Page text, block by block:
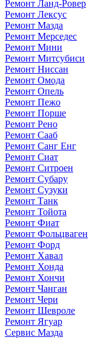
Ремонт Ланд-Ровер
Ремонт Лексус
Ремонт Мазда
Ремонт Мерседес
Ремонт Мини
Ремонт Митсубиси
Ремонт Ниссан
Ремонт Омода
Ремонт Опель
Ремонт Пежо
Ремонт Порше
Ремонт Рено
Ремонт Сааб
Ремонт Санг Енг
Ремонт Сиат
Ремонт Ситроен
Ремонт Субару
Ремонт Сузуки
Ремонт Танк
Ремонт Тойота
Ремонт Фиат
Ремонт Фольцваген
Ремонт Форд
Ремонт Хавал
Ремонт Хонда
Ремонт Хончи
Ремонт Чанган
Ремонт Чери
Ремонт Шевроле
Ремонт Ягуар
Сервис Мазда